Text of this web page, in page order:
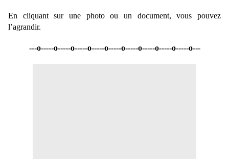
En cliquant sur une photo ou un document, vous pouvez
l’agrandir.
---o-----o-----o-----o-----o-----o-----o-----o-----o-----o---